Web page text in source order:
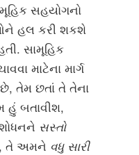
સહયોગનો
હલ કરી શકશે
સામૂહિક
માટેના માર્ગ
તેમ છતાં તે તેના
હું બતાવીશ,
સસ્તો
તે અમને વધુ સારી